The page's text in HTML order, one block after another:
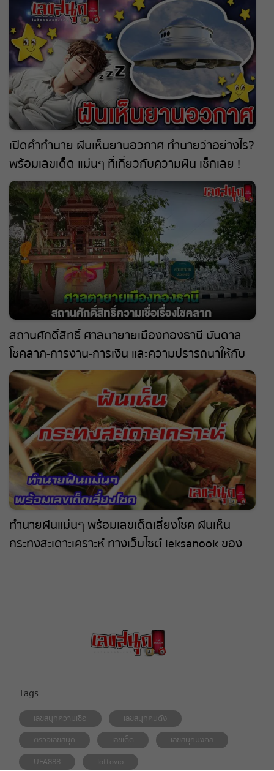
เปิดคำทำนาย ฝันเห็นยานอวกาศ ทำนายว่าอย่างไร?
พร้อมเลขเด็ด แม่นๆ ที่เกี่ยวกับความฝัน เช็กเลย !
สถานศักดิ์สิทธิ์ ศาลตายายเมืองทองธานี บันดาล
โชคลาภ-การงาน-การเงิน และความปรารถนาให้กับ
ผู้คนมาแล้วมหาศาล !!
ทํานายฝันแม่นๆ พร้อมเลขเด็ดเสี่ยงโชค ฝันเห็น
กระทงสะเดาะเคราะห์ ทางเว็บไซต์ leksanook ของ
Tags
เลขสนุกความเชื่อ
เลขสนุกคนดัง
ตรวจเลขสนุก
เลขเด็ด
เลขสนุกมงคล
UFA888
lottovip